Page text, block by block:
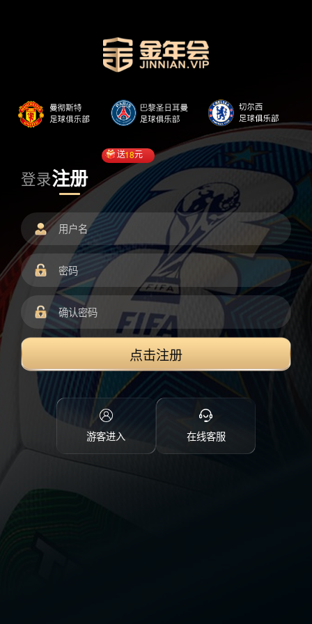
登录注册
送18元
点击注册
游客进入 在线客服